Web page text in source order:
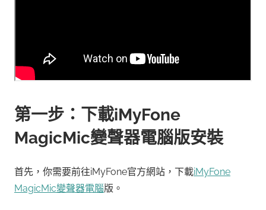
第一步：下載iMyFone
MagicMic變聲器電腦版安裝
首先，你需要前往iMyFone官方網站，下載iMyFone
MagicMic變聲器電腦版。